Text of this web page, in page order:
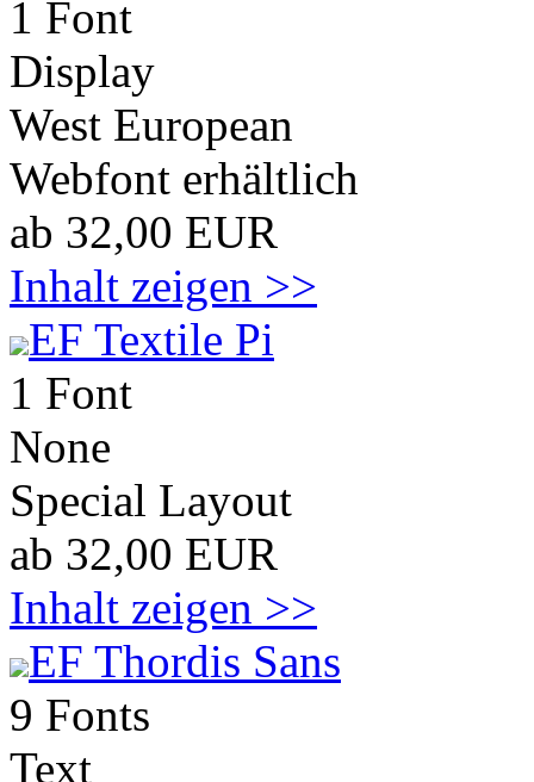
1 Font
Display
West European
Webfont erhältlich
ab 32,00 EUR
Inhalt zeigen >>
EF Textile Pi
1 Font
None
Special Layout
ab 32,00 EUR
Inhalt zeigen >>
EF Thordis Sans
9 Fonts
Text